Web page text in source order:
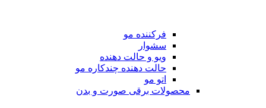
فرکننده مو
سشوار
ویو و حالت دهنده
حالت دهنده چندکاره مو
اتو مو
محصولات برقی صورت و بدن